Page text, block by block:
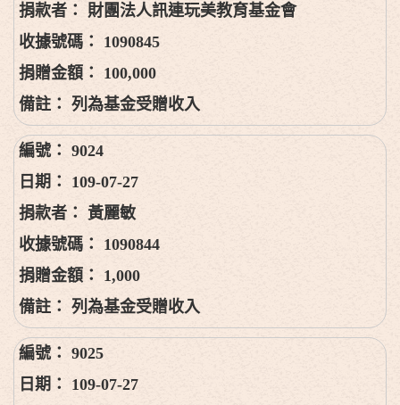
財團法人訊連玩美教育基金會
1090845
100,000
列為基金受贈收入
9024
109-07-27
黃麗敏
1090844
1,000
列為基金受贈收入
9025
109-07-27